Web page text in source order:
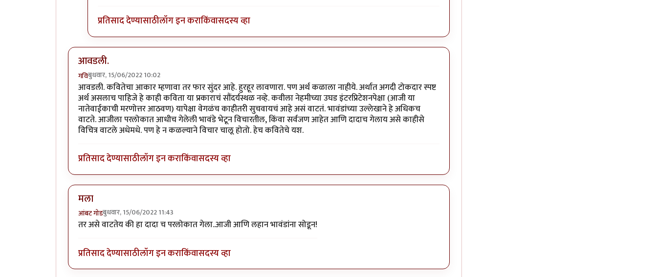
प्रतिसाद देण्यासाठीलॉग इन कराकिंवासदस्य व्हा
आवडली.
गविबुधवार, 15/06/2022 10:02
आवडली. कवितेचा आकार म्हणावा तर फार सुंदर आहे. हुरहूर लावणारा. पण अर्थ कळाला नाहीये. अर्थात अगदी टोकदार स्पष्ट
अर्थ असलाच पाहिजे हे काही कविता या प्रकाराचं सौंदर्यस्थळ नव्हे. कवीला नेहमीच्या उघड इंटरप्रिटेशनपेक्षा (आजी या
नातेवाईकाची मरणोत्तर आठवण) यापेक्षा वेगळंच काहीतरी सुचवायचं आहे असं वाटतं. भावंडांच्या उल्लेखाने हे अधिकच
वाटते. आजीला परलोकात आधीच गेलेली भावंडे भेटून विचारतील, किंवा सर्वजण आहेत आणि दादाच गेलाय असे काहीसे
विचित्र वाटले अधेमधे. पण हे न कळल्याने विचार चालू होतो. हेच कवितेचे यश.
प्रतिसाद देण्यासाठीलॉग इन कराकिंवासदस्य व्हा
मला
आंबट गोडबुधवार, 15/06/2022 11:43
तर असे वाटतेय की हा दादा च परलोकात गेला..आजी आणि लहान भावंडांना सोडून!
प्रतिसाद देण्यासाठीलॉग इन कराकिंवासदस्य व्हा